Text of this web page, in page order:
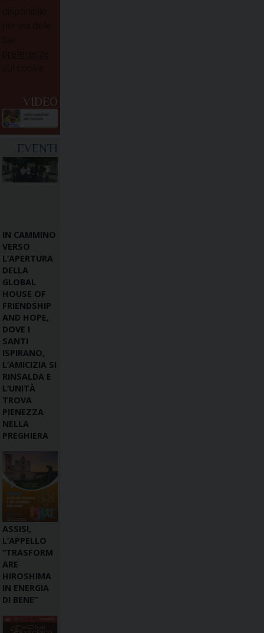
VIDEO
EVENTI
IN CAMMINO
VERSO
L’APERTURA
DELLA
GLOBAL
HOUSE OF
FRIENDSHIP
AND HOPE,
DOVE I
SANTI
ISPIRANO,
L’AMICIZIA SI
RINSALDA E
L’UNITÀ
TROVA
PIENEZZA
NELLA
PREGHIERA
ASSISI,
L’APPELLO
“TRASFORM
ARE
HIROSHIMA
IN ENERGIA
DI BENE”